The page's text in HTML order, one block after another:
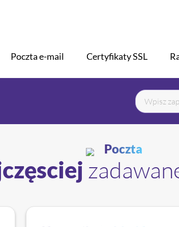
Poczta e-mail Certyfikaty SSL
Poczta